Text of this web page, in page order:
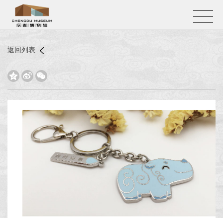
返回列表
  